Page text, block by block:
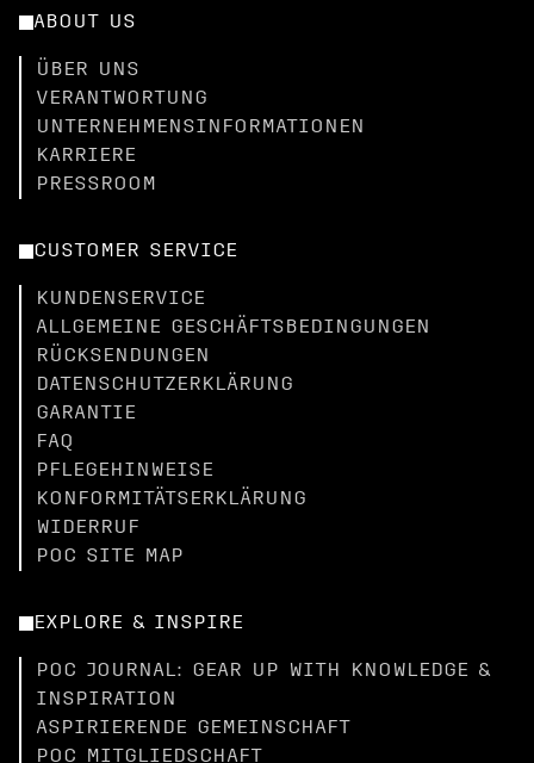
ABOUT US
ÜBER UNS
VERANTWORTUNG
UNTERNEHMENSINFORMATIONEN
KARRIERE
PRESSROOM
CUSTOMER SERVICE
KUNDENSERVICE
ALLGEMEINE GESCHÄFTSBEDINGUNGEN
RÜCKSENDUNGEN
DATENSCHUTZERKLÄRUNG
GARANTIE
FAQ
PFLEGEHINWEISE
KONFORMITÄTSERKLÄRUNG
WIDERRUF
POC SITE MAP
EXPLORE & INSPIRE
POC JOURNAL: GEAR UP WITH KNOWLEDGE &
INSPIRATION
ASPIRIERENDE GEMEINSCHAFT
POC MITGLIEDSCHAFT